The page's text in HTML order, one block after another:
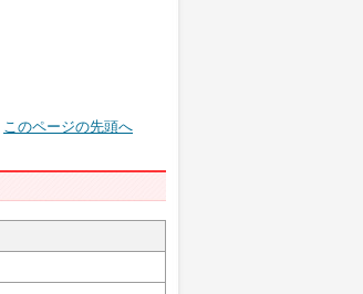
このページの先頭へ